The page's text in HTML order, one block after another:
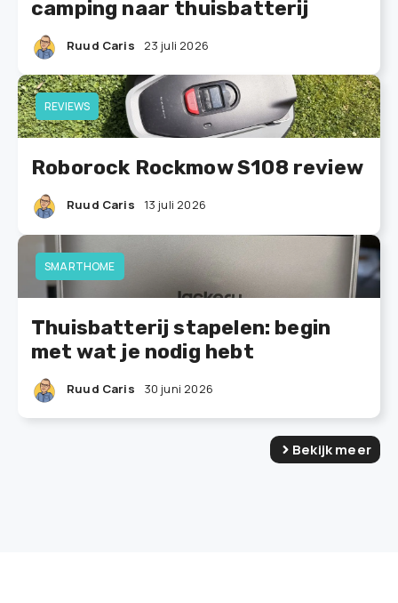
camping naar thuisbatterij
Ruud Caris 23 juli 2026
REVIEWS
Roborock Rockmow S108 review
Ruud Caris 13 juli 2026
SMARTHOME
Thuisbatterij stapelen: begin
met wat je nodig hebt
Ruud Caris 30 juni 2026
Bekijk meer